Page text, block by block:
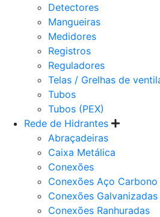
Detectores
Mangueiras
Medidores
Registros
Reguladores
Telas / Grelhas de
Tubos
Tubos (PEX)
Rede de Hidrantes
Abraçadeiras
Caixa Metálica
Conexões
Conexões Aço Carbono
Conexões Galvanizadas
Conexões Ranhuradas